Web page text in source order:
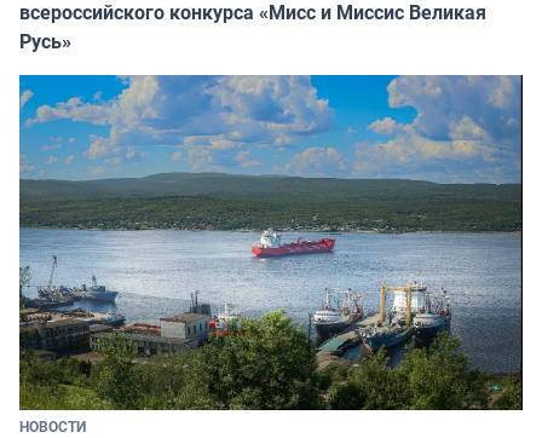
всероссийского конкурса «Мисс и Миссис Великая
Русь»
НОВОСТИ